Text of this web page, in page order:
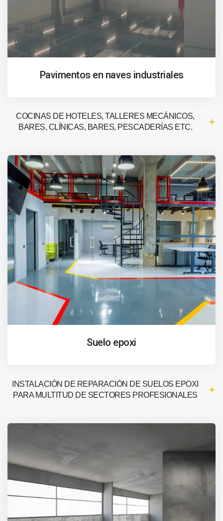
Pavimentos en naves industriales
COCINAS DE HOTELES, TALLERES MECÁNICOS,
BARES, CLÍNICAS, BARES, PESCADERÍAS ETC.
Suelo epoxi
INSTALACIÓN DE REPARACIÓN DE SUELOS EPOXI
PARA MULTITUD DE SECTORES PROFESIONALES